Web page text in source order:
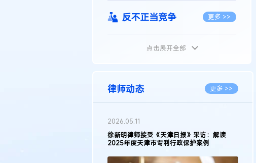
反不正当竞争 更多 >>
植物新品种
地理标志 更多 >>
集成电路布图设计
点击展开全部
律师动态 更多 >>
2026.03.09
著名知识产权律师徐新明接受《中国经营
报》采访：技术革新下知识产权保护面临新